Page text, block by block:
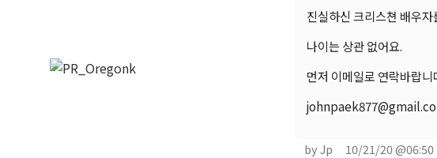
진실하신 크리스쳔 배우자
나이는 상관 없어요.
먼저 이메일로 연락바랍니
by Jp 10/21/20